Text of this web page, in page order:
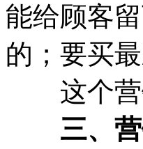
能给顾客
的；要买
这个营
三、营